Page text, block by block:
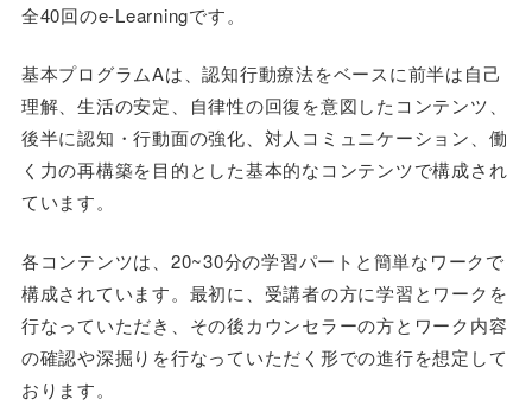
全40回のe-Learningです。
基本プログラムAは、認知行動療法をベースに前半は自己
理解、生活の安定、自律性の回復を意図したコンテンツ、
後半に認知・行動面の強化、対人コミュニケーション、働
く力の再構築を目的とした基本的なコンテンツで構成され
ています。
各コンテンツは、20~30分の学習パートと簡単なワークで
構成されています。最初に、受講者の方に学習とワークを
行なっていただき、その後カウンセラーの方とワーク内容
の確認や深掘りを行なっていただく形での進行を想定して
おります。